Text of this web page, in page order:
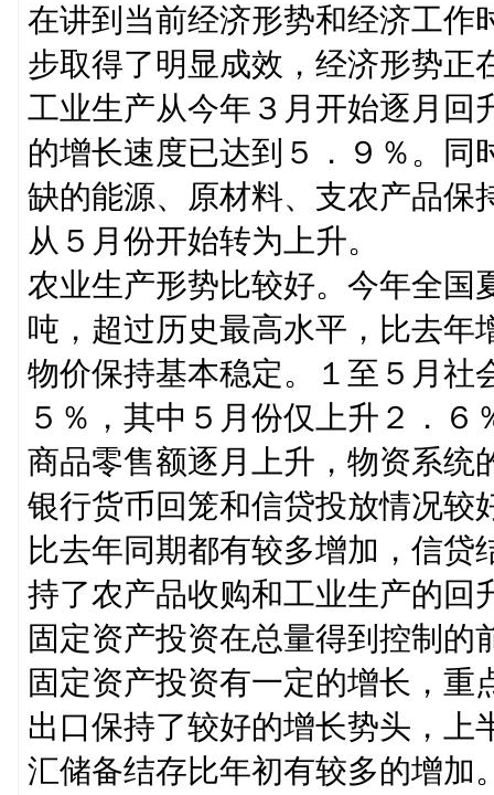
在讲到当前经济形势和经济工作
步取得了明显成效，经济形势正
工业生产从今年３月开始逐月回
的增长速度已达到５．９％。同
缺的能源、原材料、支农产品保
从５月份开始转为上升。
农业生产形势比较好。今年全国
吨，超过历史最高水平，比去年
物价保持基本稳定。１至５月社
５％，其中５月份仅上升２．
商品零售额逐月上升，物资系统
银行货币回笼和信贷投放情况较
比去年同期都有较多增加，信
持了农产品收购和工业生产的回
固定资产投资在总量得到控制
固定资产投资有一定的增长，重
出口保持了较好的增长势头，上
汇储备结存比年初有较多的增加